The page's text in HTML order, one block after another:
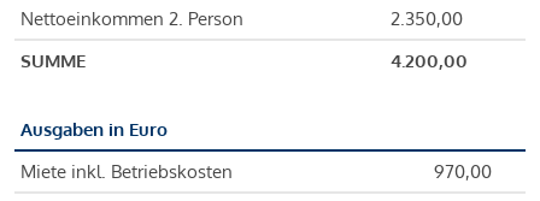
Nettoeinkommen 2. Person
2.350,00
SUMME
4.200,00
Ausgaben in Euro
Miete inkl. Betriebskosten
970,00